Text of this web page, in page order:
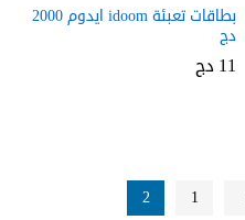
بطاقات تعبئة idoom ايدوم 2000
دج
11 دج
1
2